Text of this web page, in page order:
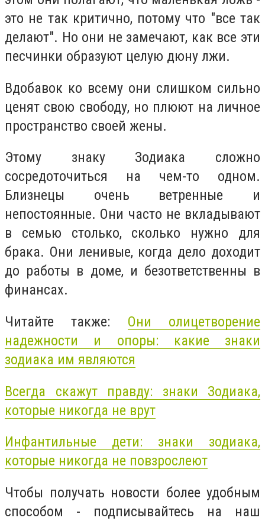
это не так критично, потому что "все так
делают". Но они не замечают, как все эти
песчинки образуют целую дюну лжи.
Вдобавок ко всему они слишком сильно
ценят свою свободу, но плюют на личное
пространство своей жены.
Этому знаку Зодиака сложно
сосредоточиться на чем-то одном.
Близнецы очень ветренные и
непостоянные. Они часто не вкладывают
в семью столько, сколько нужно для
брака. Они ленивые, когда дело доходит
до работы в доме, и безответственны в
финансах.
Читайте также: Они олицетворение
надежности и опоры: какие знаки
зодиака им являются
Всегда скажут правду: знаки Зодиака,
которые никогда не врут
Инфантильные дети: знаки зодиака,
которые никогда не повзрослеют
Чтобы получать новости более удобным
способом - подписывайтесь на наш